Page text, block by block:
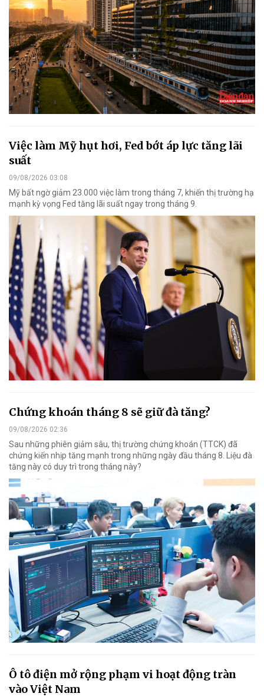
Việc làm Mỹ hụt hơi, Fed bớt áp lực tăng lãi
suất
09/08/2026 03:08
Mỹ bất ngờ giảm 23.000 việc làm trong tháng 7, khiến thị trường hạ
mạnh kỳ vọng Fed tăng lãi suất ngay trong tháng 9.
Chứng khoán tháng 8 sẽ giữ đà tăng?
09/08/2026 02:36
Sau những phiên giảm sâu, thị trường chứng khoán (TTCK) đã
chứng kiến nhịp tăng mạnh trong những ngày đầu tháng 8. Liệu đà
tăng này có duy trì trong tháng này?
Ô tô điện mở rộng phạm vi hoạt động tràn
vào Việt Nam